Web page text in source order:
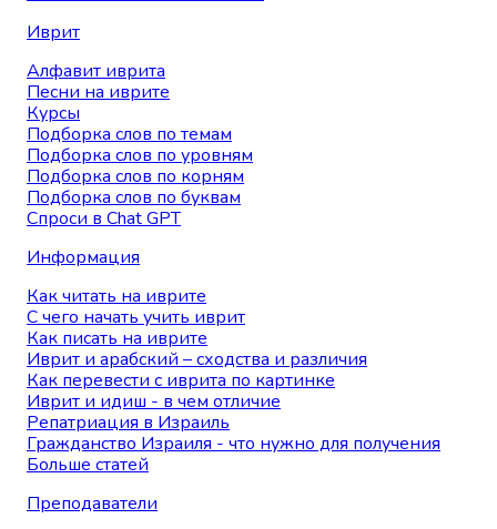
Иврит
Алфавит иврита
Песни на иврите
Курсы
Подборка слов по темам
Подборка слов по уровням
Подборка слов по корням
Подборка слов по буквам
Спроси в Chat GPT
Информация
Как читать на иврите
С чего начать учить иврит
Как писать на иврите
Иврит и арабский – сходства и различия
Как перевести с иврита по картинке
Иврит и идиш - в чем отличие
Репатриация в Израиль
Гражданство Израиля - что нужно для получения
Больше статей
Преподаватели